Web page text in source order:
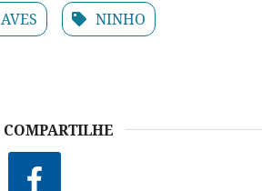
AVES NINHO
COMPARTILHE